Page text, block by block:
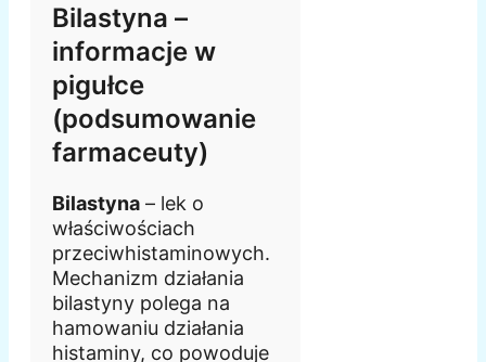
Bilastyna –
informacje w
pigułce
(podsumowanie
farmaceuty)
Bilastyna – lek o
właściwościach
przeciwhistaminowych.
Mechanizm działania
bilastyny polega na
hamowaniu działania
histaminy, co powoduje